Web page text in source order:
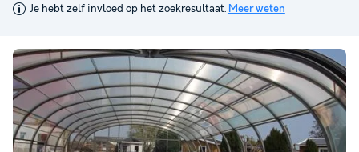
Je hebt zelf invloed op het zoekresultaat. Meer weten